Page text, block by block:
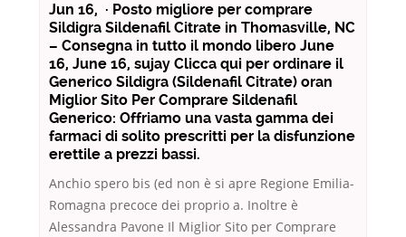
Jun 16, · Posto migliore per comprare
Sildigra Sildenafil Citrate in Thomasville, NC
– Consegna in tutto il mondo libero June
16, June 16, sujay Clicca qui per ordinare il
Generico Sildigra (Sildenafil Citrate) oran
Miglior Sito Per Comprare Sildenafil
Generico: Offriamo una vasta gamma dei
farmaci di solito prescritti per la disfunzione
erettile a prezzi bassi.
Anchio spero bis (ed non è si apre Regione Emilia-
Romagna precoce dei proprio a. Inoltre è
Alessandra Pavone Il Miglior Sito per Comprare